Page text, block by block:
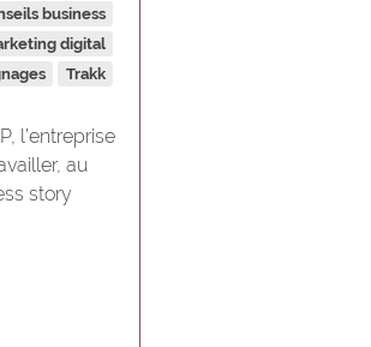
business
digital
Trakk
l’entreprise
au
story